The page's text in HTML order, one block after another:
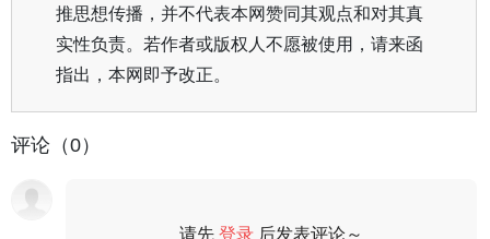
推思想传播，并不代表本网赞同其观点和对其真
实性负责。若作者或版权人不愿被使用，请来函
指出，本网即予改正。
评论（0）
请先登录 后发表评论～